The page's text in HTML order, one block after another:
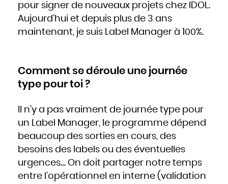
pour signer de nouveaux projets chez IDOL.
Aujourd’hui et depuis plus de 3 ans
maintenant, je suis Label Manager à 100%.
Comment se déroule une journée
type pour toi ?
Il n’y a pas vraiment de journée type pour
un Label Manager, le programme dépend
beaucoup des sorties en cours, des
besoins des labels ou des éventuelles
urgences… On doit partager notre temps
entre l’opérationnel en interne (validation